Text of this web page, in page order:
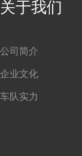
关于我们
公司简介
企业文化
车队实力